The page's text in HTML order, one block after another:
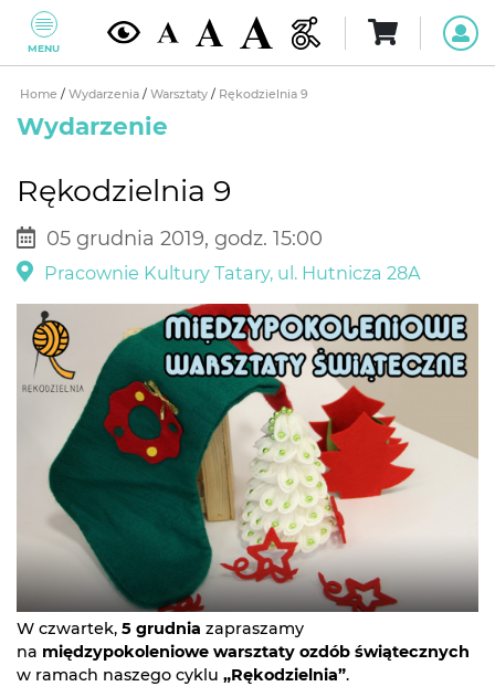
MENU
Home / Wydarzenia / Warsztaty / Rękodzielnia 9
Wydarzenie
Rękodzielnia 9
05 grudnia 2019, godz. 15:00
Pracownie Kultury Tatary, ul. Hutnicza 28A
W czwartek, 5 grudnia zapraszamy
na międzypokoleniowe warsztaty ozdób świątecznych
w ramach naszego cyklu „Rękodzielnia”.